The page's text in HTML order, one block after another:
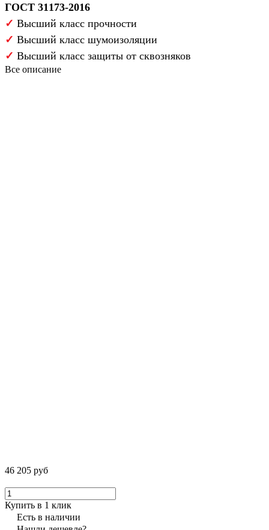
ГОСТ 31173-2016
✓ Высший класс прочности
✓ Высший класс шумоизоляции
✓ Высший класс защиты от сквозняков
Все описание
46 205 руб
Купить в 1 клик
Есть в наличии